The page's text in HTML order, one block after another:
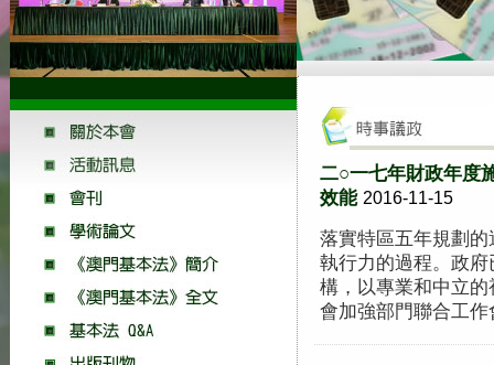
二○一七年財政年度
效能 2016-11-15
落實特區五年規劃
執行力的過程。政
構，以專業和中立
會加強部門聯合工